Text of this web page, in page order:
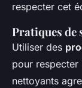
respecter cet
Pratiques de
Utiliser des
pour
nettoyants